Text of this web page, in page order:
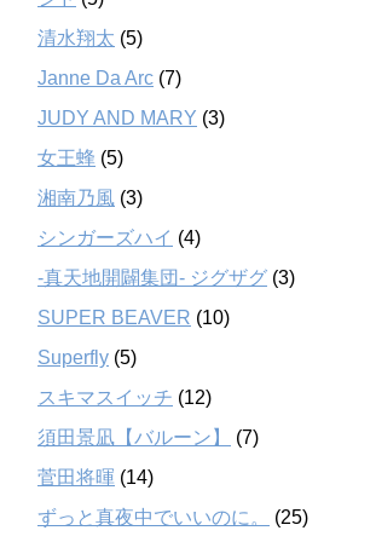
清水翔太 (5)
Janne Da Arc (7)
JUDY AND MARY (3)
女王蜂 (5)
湘南乃風 (3)
シンガーズハイ (4)
-真天地開闢集団- ジグザグ (3)
SUPER BEAVER (10)
Superfly (5)
スキマスイッチ (12)
須田景凪【バルーン】
(7)
菅田将暉 (14)
ずっと真夜中でいいのに。
(25)